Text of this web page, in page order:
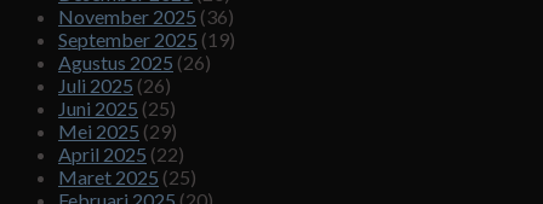
November 2025 (36)
September 2025 (19)
Agustus 2025 (26)
Juli 2025 (26)
Juni 2025 (25)
Mei 2025 (29)
April 2025 (22)
Maret 2025 (25)